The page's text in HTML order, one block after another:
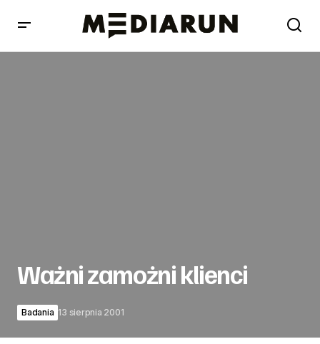
Ważni zamożni klienci
Badania 13 sierpnia 2001